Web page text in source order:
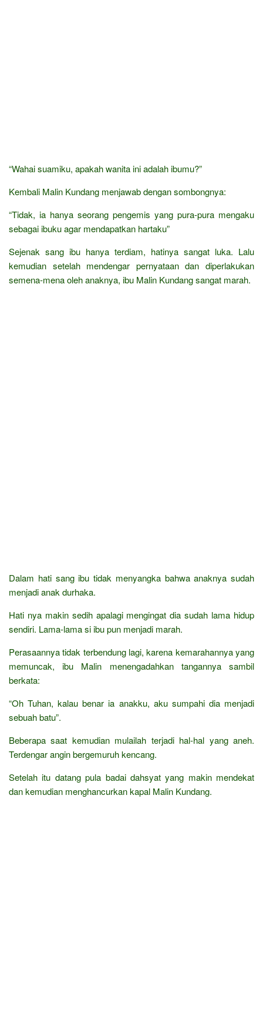
“Wahai suamiku, apakah wanita ini adalah ibumu?”
Kembali Malin Kundang menjawab dengan sombongnya:
“Tidak, ia hanya seorang pengemis yang pura-pura mengaku
sebagai ibuku agar mendapatkan hartaku”
Sejenak sang ibu hanya terdiam, hatinya sangat luka. Lalu
kemudian setelah mendengar pernyataan dan diperlakukan
semena-mena oleh anaknya, ibu Malin Kundang sangat marah.
Dalam hati sang ibu tidak menyangka bahwa anaknya sudah
menjadi anak durhaka.
Hati nya makin sedih apalagi mengingat dia sudah lama hidup
sendiri. Lama-lama si ibu pun menjadi marah.
Perasaannya tidak terbendung lagi, karena kemarahannya yang
memuncak, ibu Malin menengadahkan tangannya sambil
berkata:
“Oh Tuhan, kalau benar ia anakku, aku sumpahi dia menjadi
sebuah batu”.
Beberapa saat kemudian mulailah terjadi hal-hal yang aneh.
Terdengar angin bergemuruh kencang.
Setelah itu datang pula badai dahsyat yang makin mendekat
dan kemudian menghancurkan kapal Malin Kundang.